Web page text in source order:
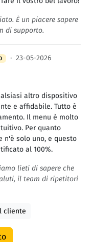
È un piacere sapere
di supporto.
· 23-05-2026
altro dispositivo
e affidabile. Tutto è
Il menu è molto
Per quanto
n'è solo uno, e questo
al 100%.
lieti di sapere che
il team di ripetitori
cliente